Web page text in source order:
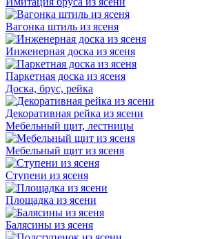
Вагонка штиль из ясеня
Инженерная доска из ясеня
Паркетная доска из ясеня
Доска, брус, рейка
Декоративная рейка из ясени
Мебельный щит, лестницы
Мебельный щит из ясеня
Ступени из ясеня
Площадка из ясени
Балясины из ясеня